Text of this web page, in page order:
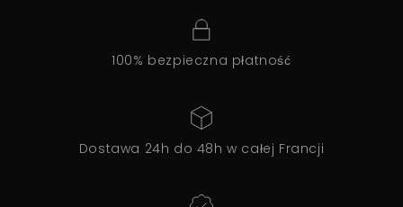
100% bezpieczna płatność
Dostawa 24h do 48h w całej Francji